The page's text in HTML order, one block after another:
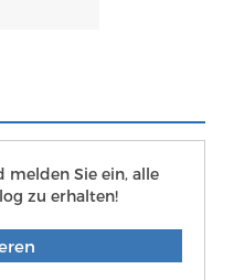
melden Sie ein, alle
zu erhalten!